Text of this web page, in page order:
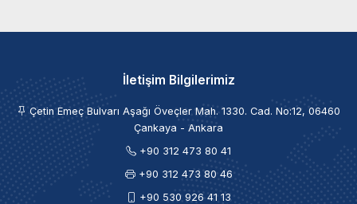
İletişim Bilgilerimiz
Çetin Emeç Bulvarı Aşağı Öveçler Mah. 1330. Cad. No:12, 06460
Çankaya - Ankara
+90 312 473 80 41
+90 312 473 80 46
+90 530 926 41 13